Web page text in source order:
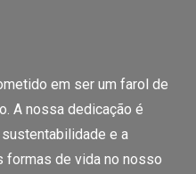
em ser um farol de
A nossa dedicação é
e a
formas de vida no nosso